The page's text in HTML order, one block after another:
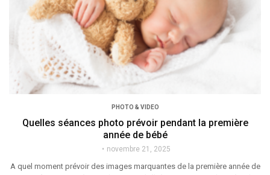
PHOTO & VIDEO
Quelles séances photo prévoir pendant la première
année de bébé
novembre 21, 2025
A quel moment prévoir des images marquantes de la première année de